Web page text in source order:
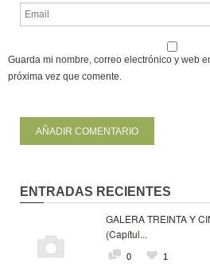
Guarda mi nombre, correo electrónico y web
próxima vez que comente.
ENTRADAS RECIENTES
GALERA TREINTA Y
(Capítul...
0 1